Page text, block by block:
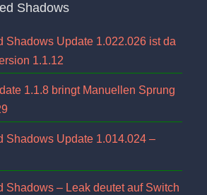
Shadows
Shadows Update 1.022.026 ist da
1.1.12
1.1.8 bringt Manuellen Sprung
Shadows Update 1.014.024 –
Shadows – Leak deutet auf Switch